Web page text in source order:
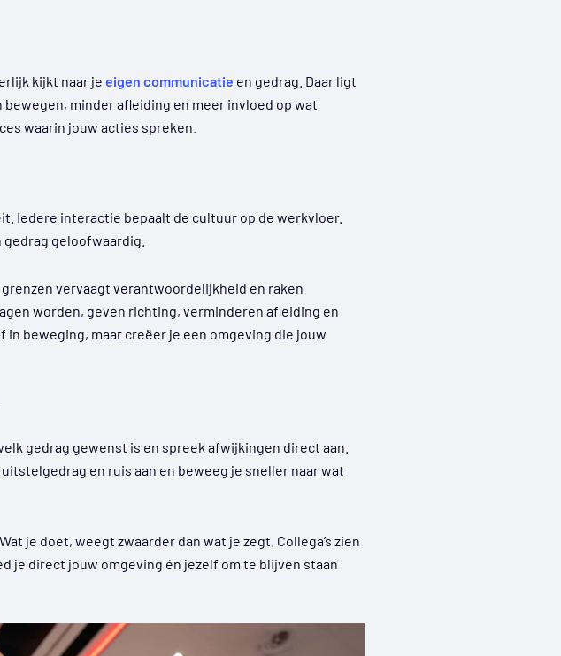
kijkt naar je eigen communicatie en gedrag. Daar ligt
minder afleiding en meer invloed op wat
waarin jouw acties spreken.
Iedere interactie bepaalt de cultuur op de werkvloer.
geloofwaardig.
vervaagt verantwoordelijkheid en raken
worden, geven richting, verminderen afleiding en
beweging, maar creëer je een omgeving die jouw
gedrag gewenst is en spreek afwijkingen direct aan.
en ruis aan en beweeg je sneller naar wat
je doet, weegt zwaarder dan wat je zegt. Collega’s zien
je direct jouw omgeving én jezelf om te blijven staan